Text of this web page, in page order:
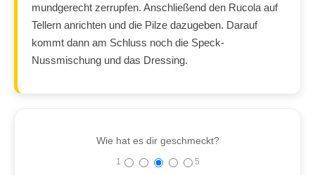
mundgerecht zerrupfen. Anschließend den Rucola auf
Tellern anrichten und die Pilze dazugeben. Darauf
kommt dann am Schluss noch die Speck-
Nussmischung und das Dressing.
Wie hat es dir geschmeckt?
1 5